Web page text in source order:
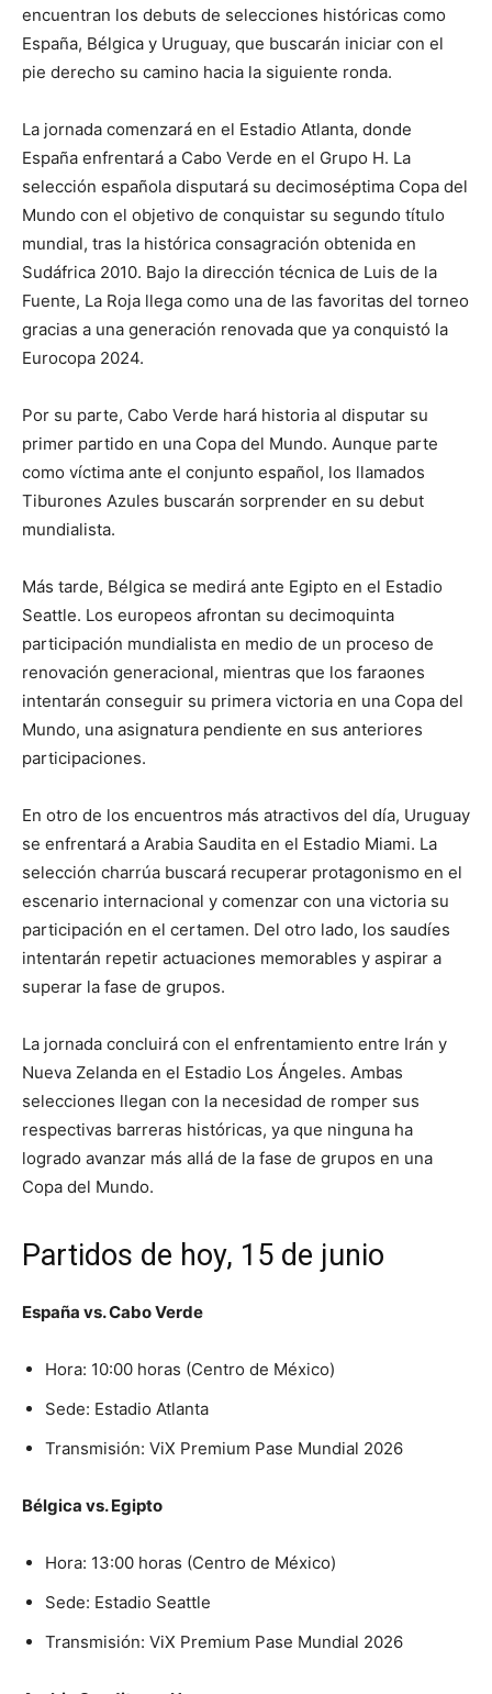
encuentran los debuts de selecciones históricas como
España, Bélgica y Uruguay, que buscarán iniciar con el
pie derecho su camino hacia la siguiente ronda.
La jornada comenzará en el Estadio Atlanta, donde
España enfrentará a Cabo Verde en el Grupo H. La
selección española disputará su decimoséptima Copa del
Mundo con el objetivo de conquistar su segundo título
mundial, tras la histórica consagración obtenida en
Sudáfrica 2010. Bajo la dirección técnica de Luis de la
Fuente, La Roja llega como una de las favoritas del torneo
gracias a una generación renovada que ya conquistó la
Eurocopa 2024.
Por su parte, Cabo Verde hará historia al disputar su
primer partido en una Copa del Mundo. Aunque parte
como víctima ante el conjunto español, los llamados
Tiburones Azules buscarán sorprender en su debut
mundialista.
Más tarde, Bélgica se medirá ante Egipto en el Estadio
Seattle. Los europeos afrontan su decimoquinta
participación mundialista en medio de un proceso de
renovación generacional, mientras que los faraones
intentarán conseguir su primera victoria en una Copa del
Mundo, una asignatura pendiente en sus anteriores
participaciones.
En otro de los encuentros más atractivos del día, Uruguay
se enfrentará a Arabia Saudita en el Estadio Miami. La
selección charrúa buscará recuperar protagonismo en el
escenario internacional y comenzar con una victoria su
participación en el certamen. Del otro lado, los saudíes
intentarán repetir actuaciones memorables y aspirar a
superar la fase de grupos.
La jornada concluirá con el enfrentamiento entre Irán y
Nueva Zelanda en el Estadio Los Ángeles. Ambas
selecciones llegan con la necesidad de romper sus
respectivas barreras históricas, ya que ninguna ha
logrado avanzar más allá de la fase de grupos en una
Copa del Mundo.
Partidos de hoy, 15 de junio
España vs. Cabo Verde
Hora: 10:00 horas (Centro de México)
Sede: Estadio Atlanta
Transmisión: ViX Premium Pase Mundial 2026
Bélgica vs. Egipto
Hora: 13:00 horas (Centro de México)
Sede: Estadio Seattle
Transmisión: ViX Premium Pase Mundial 2026